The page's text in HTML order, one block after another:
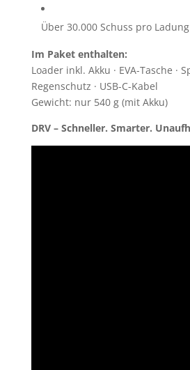
Über 30.000 Schuss pro
Im Paket enthalten:
Loader inkl. Akku · EVA-Tasche ·
Regenschutz · USB-C-Kabel
Gewicht: nur 540 g (mit Akku)
DRV – Schneller. Smarter.